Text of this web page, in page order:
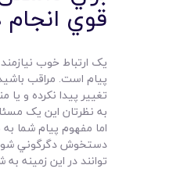
قوي
يک ارتباط خوب
پيام است. مراقب باشيد
تغيير پيدا نکرده و
به نظرتان اين يک
اما مفهوم پيام شما
دستخوش دگرگوني
توانند در اين زمينه